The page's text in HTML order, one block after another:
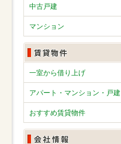
中古戸建
マンション
一室から借り上げ
アパート・マンション・戸建
おすすめ賃貸物件